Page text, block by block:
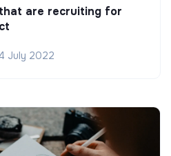
are recruiting for
July 2022